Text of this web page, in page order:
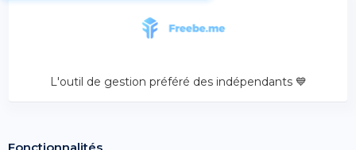
L'outil de gestion préféré des indépendants 💙